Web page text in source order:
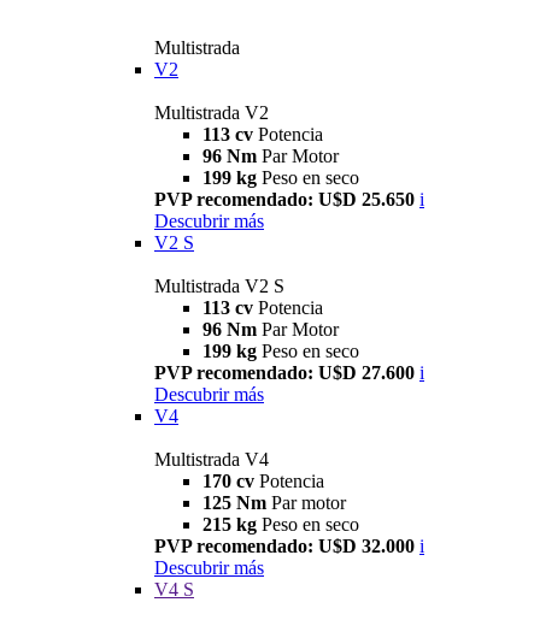
Multistrada
V2
Multistrada V2
113 cv Potencia
96 Nm Par Motor
199 kg Peso en seco
PVP recomendado: U$D 25.650 i
Descubrir más
V2 S
Multistrada V2 S
113 cv Potencia
96 Nm Par Motor
199 kg Peso en seco
PVP recomendado: U$D 27.600 i
Descubrir más
V4
Multistrada V4
170 cv Potencia
125 Nm Par motor
215 kg Peso en seco
PVP recomendado: U$D 32.000 i
Descubrir más
V4 S